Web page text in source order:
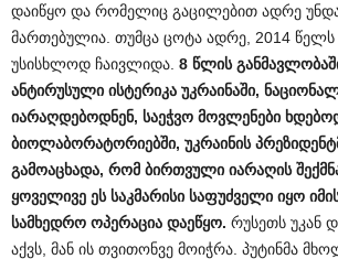
დაიწყო და რომელიც გაცილებით ადრე
მართებულია. თუმცა ცოტა ადრე, 2014
უსისხლოდ ჩაივლიდა. 8 წლის
ანტირუსული ისტერიკა უკრაინაში,
იარაღდებოდნენ, საეჭვო მოვლენები
ბიოლაბორატორიებში, უკრაინის
გამოაცხადა, რომ ბირთვული იარაღის
ყოველივე ეს საკმარისი საფუძველი იყო
სამხედრო ოპერაცია დაეწყო. რუსეთს უკან
აქვს, მან ის თვითონვე მოიჭრა. პუტინმა